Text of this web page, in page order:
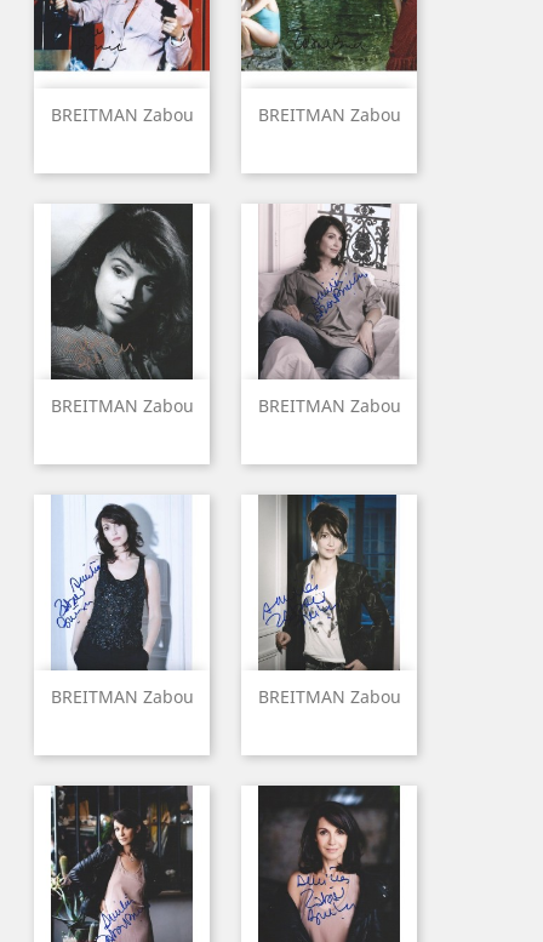
BREITMAN Zabou BREITMAN Zabou
BREITMAN Zabou BREITMAN Zabou
BREITMAN Zabou BREITMAN Zabou